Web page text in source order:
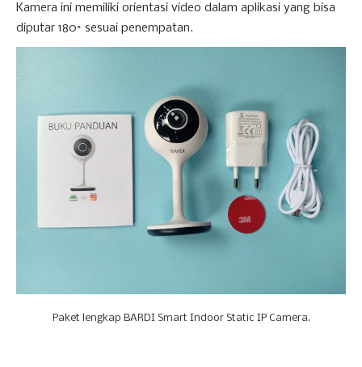
Kamera ini memiliki orientasi video dalam aplikasi yang bisa
diputar 180° sesuai penempatan.
Paket lengkap BARDI Smart Indoor Static IP Camera.